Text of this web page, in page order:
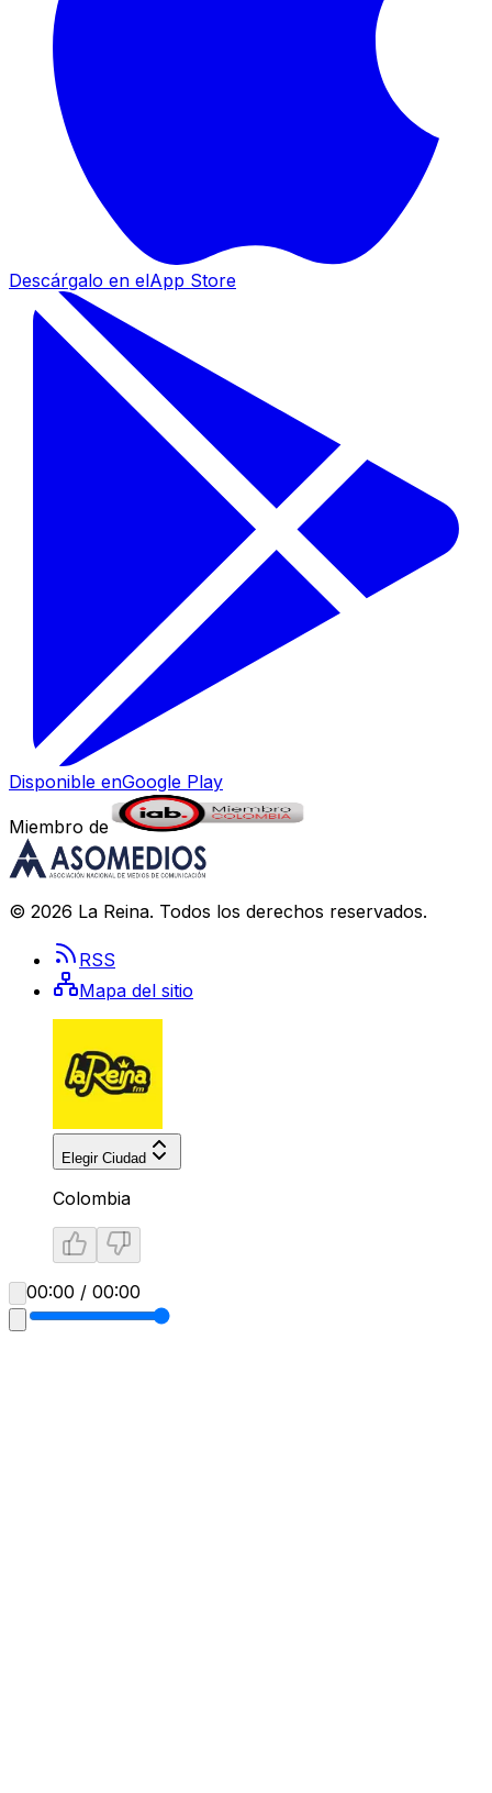
Descárgalo en elApp Store
Disponible enGoogle Play
Miembro de
© 2026 La Reina. Todos los derechos reservados.
RSS
Mapa del sitio
Elegir Ciudad
Colombia
00:00 / 00:00